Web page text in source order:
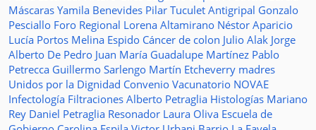
Máscaras Yamila Benevides Pilar Tuculet Antigripal Gonzalo
Pesciallo Foro Regional Lorena Altamirano Néstor Aparicio
Lucía Portos Melina Espido Cáncer de colon Julio Alak Jorge
Alberto De Pedro Juan María Guadalupe Martínez Pablo
Petrecca Guillermo Sarlengo Martín Etcheverry madres
Unidos por la Dignidad Convenio Vacunatorio NOVAE
Infectología Filtraciones Alberto Petraglia Histologías Mariano
Rey Daniel Petraglia Resonador Laura Oliva Escuela de